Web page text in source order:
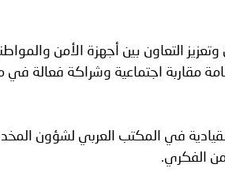
التعاون بين أجهزة الأمن
مقاربة اجتماعية وشراكة فعالة في
في المكتب العربي لشؤون
الفكري.